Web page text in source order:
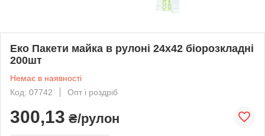
Еко Пакети майка в рулоні 24х42 біорозкладні
200шт
Немає в наявності
Код: 07742
Опт і роздріб
300,13 ₴/рулон